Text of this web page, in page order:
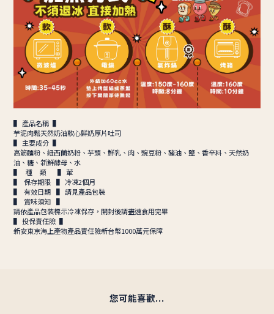
▌ 產品名稱 ▌
芋泥肉鬆天然奶油軟心鮮奶厚片吐司
▌ 主要成分 ▌
高筋麵粉、紐西蘭奶粉、芋頭、鮮乳、肉、豌豆粉、豬油、鹽、香辛料、天然奶
油、糖、新鮮酵母、水
▌ 種 類 ▌ 葷
▌ 保存期限 ▌ 冷凍2個月
▌ 有效日期 ▌ 請見產品包裝
▌ 賞味須知 ▌
請依產品包裝標示冷凍保存，開封後請盡速食用完畢
▌ 投保責任險 ▌
新安東京海上產物產品責任險新台幣1000萬元保障
您可能喜歡...